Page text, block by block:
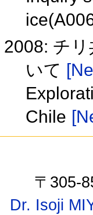
2008: チ
いて
Chile
〒305-
Dr. Isoji